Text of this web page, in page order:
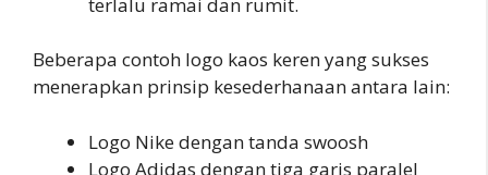
Beberapa contoh logo kaos keren yang sukses
menerapkan prinsip kesederhanaan antara lain:
Logo Nike dengan tanda swoosh
Logo Adidas dengan tiga garis paralel